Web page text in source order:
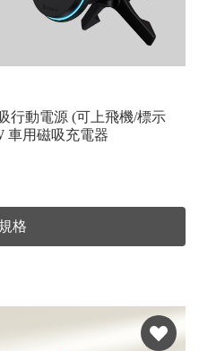
行動電源 (可上飛機/標示
車用磁吸充電器
格